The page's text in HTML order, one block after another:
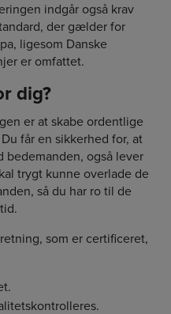
indgår også krav
der gælder for
ligesom Danske
er omfattet.
dig?
er at skabe ordentlige
får en sikkerhed for, at
bedemanden, også lever
trygt kunne overlade de
så du har ro til de
som er certificeret,